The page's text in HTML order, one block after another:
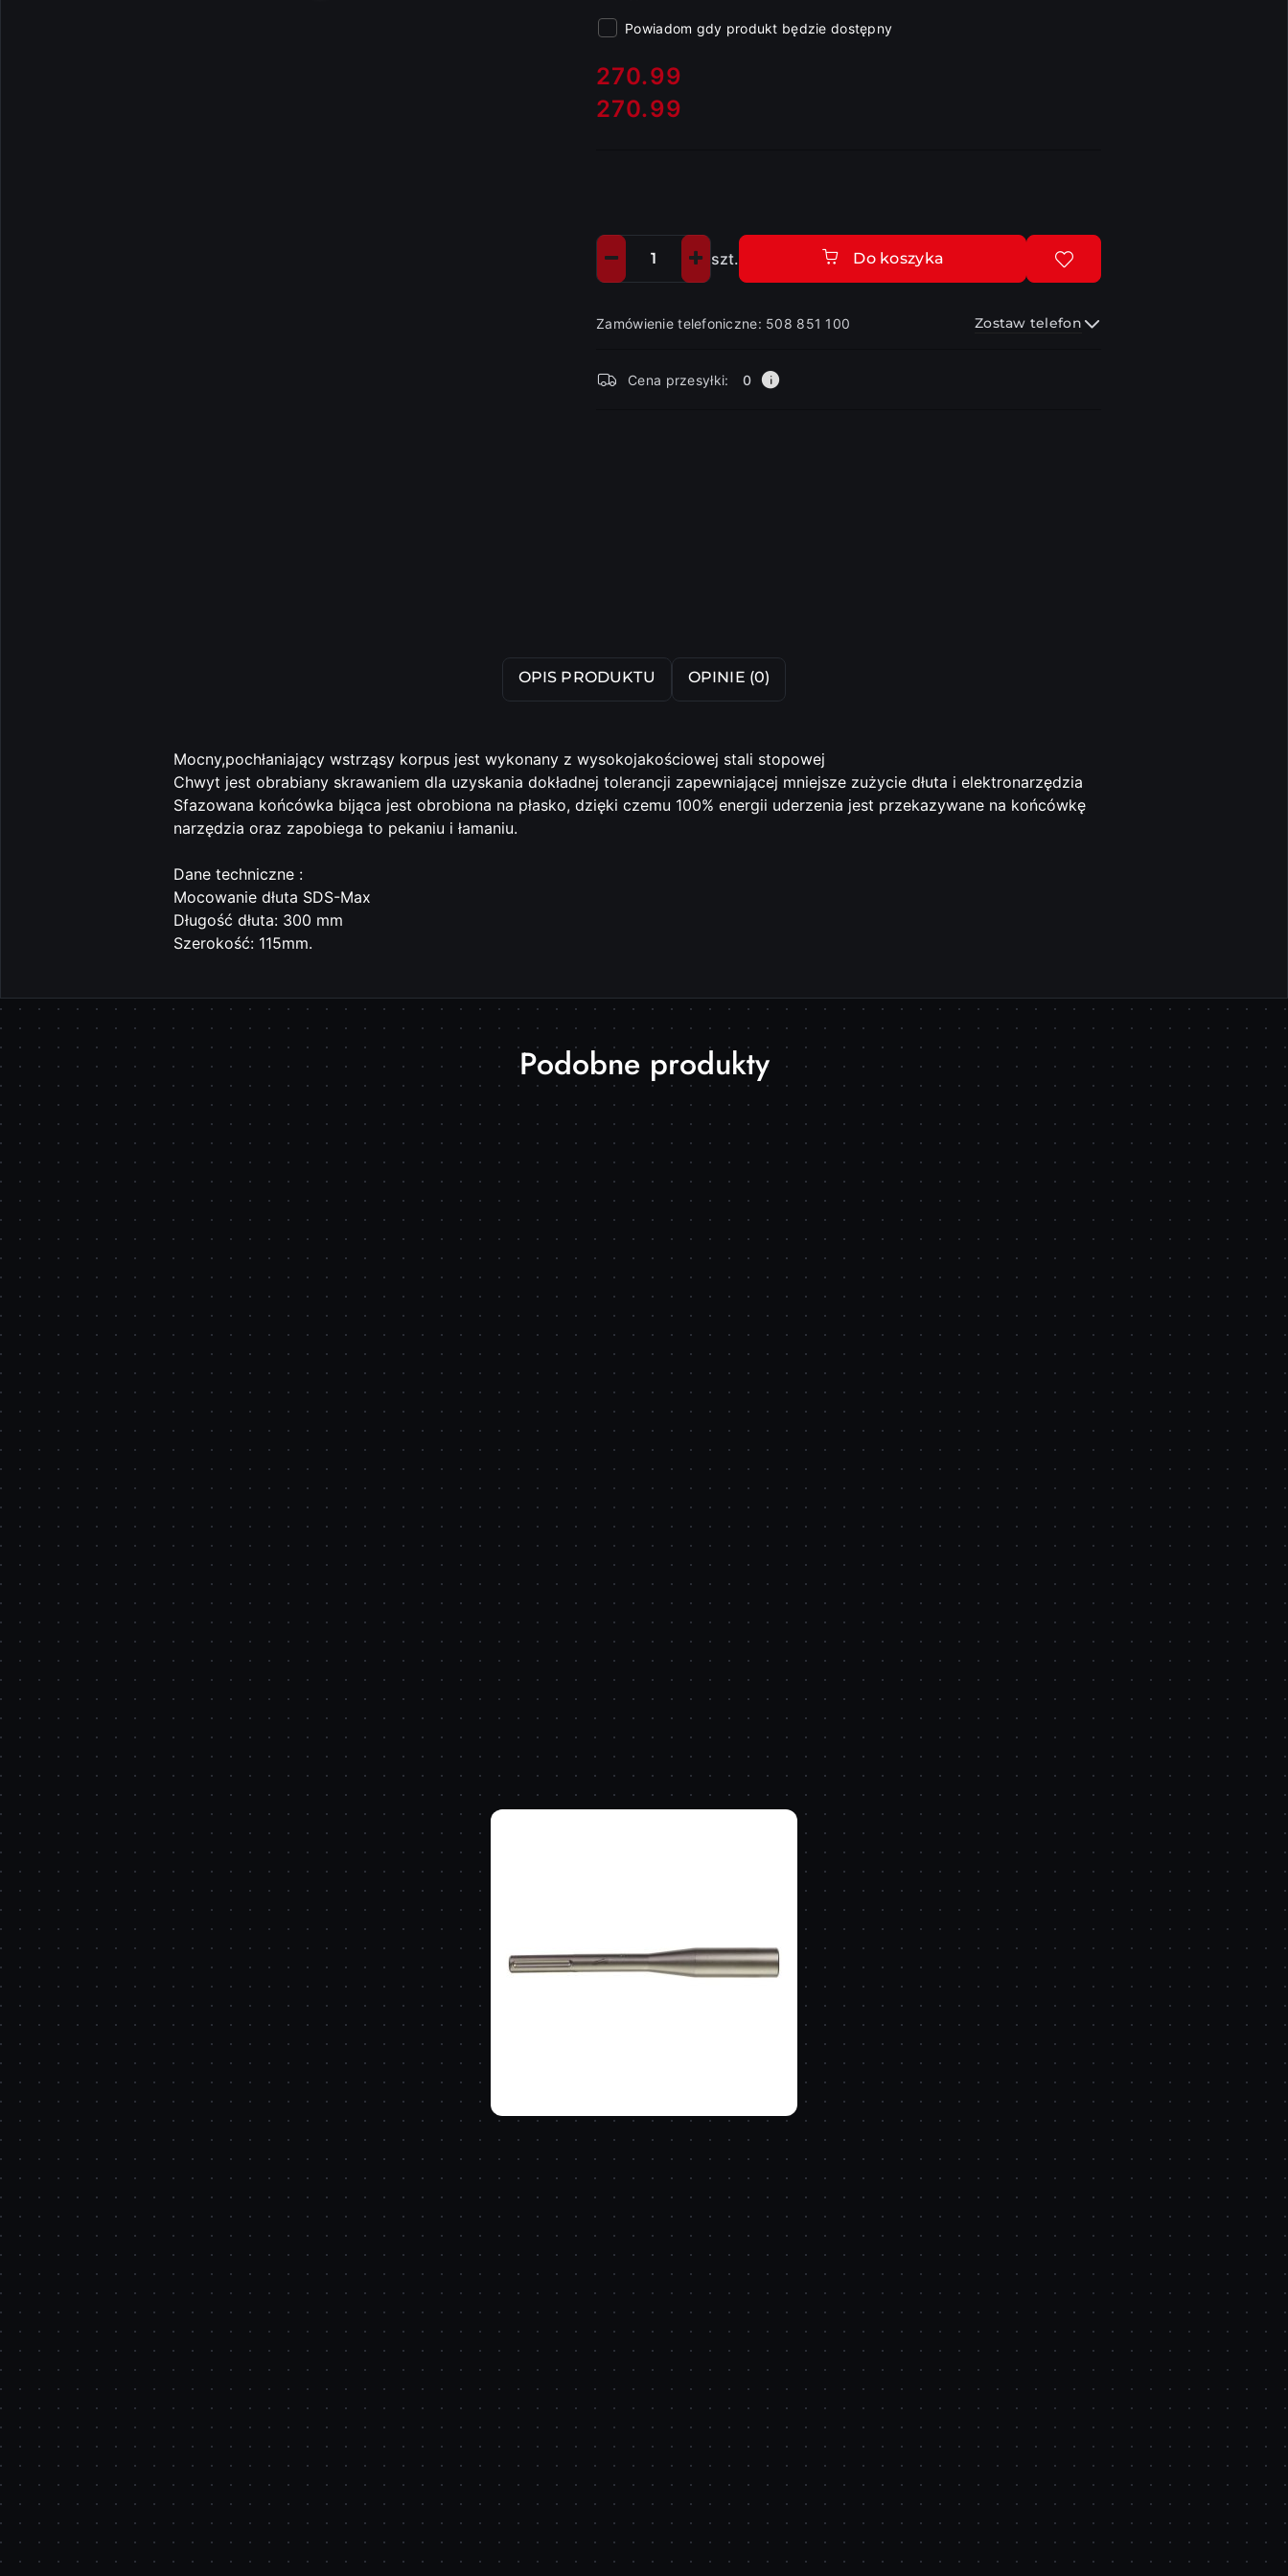
Powiadom gdy produkt będzie dostępny
cena:
270.99
Cena:
270.99
Ilość szt. Do koszyka
Zamówienie telefoniczne: 508 851 100 Zostaw telefon
Dostępność
i
Cena przesyłki: 0
OPIS PRODUKTU OPINIE (0)
Mocny,pochłaniający wstrząsy korpus jest wykonany z wysokojakościowej stali stopowej
Chwyt jest obrabiany skrawaniem dla uzyskania dokładnej tolerancji zapewniającej mniejsze zużycie dłuta i elektronarzędzia
Sfazowana końcówka bijąca jest obrobiona na płasko, dzięki czemu 100% energii uderzenia jest przekazywane na końcówkę
narzędzia oraz zapobiega to pekaniu i łamaniu.
Dane techniczne :
Mocowanie dłuta SDS-Max
Długość dłuta: 300 mm
Szerokość: 115mm.
Pomiń karuzelę produktów
Produkty
o
statusie:
Podobne produkty